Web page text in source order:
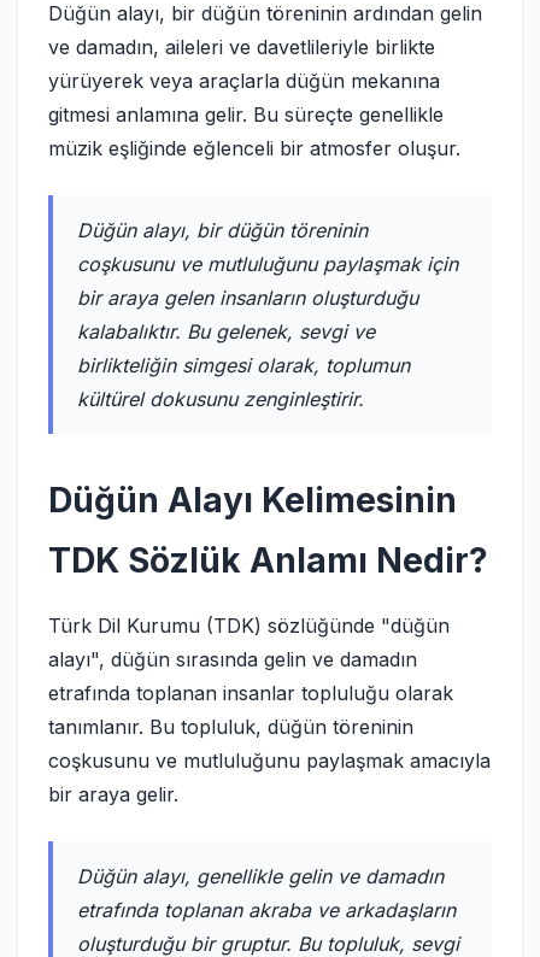
Düğün alayı, bir düğün töreninin ardından gelin
ve damadın, aileleri ve davetlileriyle birlikte
yürüyerek veya araçlarla düğün mekanına
gitmesi anlamına gelir. Bu süreçte genellikle
müzik eşliğinde eğlenceli bir atmosfer oluşur.
Düğün alayı, bir düğün töreninin
coşkusunu ve mutluluğunu paylaşmak için
bir araya gelen insanların oluşturduğu
kalabalıktır. Bu gelenek, sevgi ve
birlikteliğin simgesi olarak, toplumun
kültürel dokusunu zenginleştirir.
Düğün Alayı Kelimesinin
TDK Sözlük Anlamı Nedir?
Türk Dil Kurumu (TDK) sözlüğünde "düğün
alayı", düğün sırasında gelin ve damadın
etrafında toplanan insanlar topluluğu olarak
tanımlanır. Bu topluluk, düğün töreninin
coşkusunu ve mutluluğunu paylaşmak amacıyla
bir araya gelir.
Düğün alayı, genellikle gelin ve damadın
etrafında toplanan akraba ve arkadaşların
oluşturduğu bir gruptur. Bu topluluk, sevgi